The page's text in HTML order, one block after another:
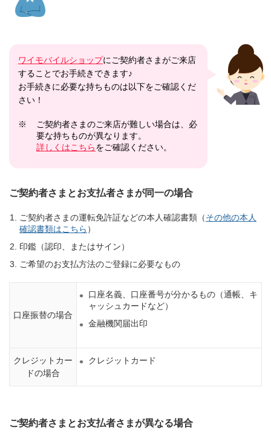
ワイモバイルショップにご契約者さまがご来店
することでお手続きできます♪
お手続きに必要な持ちものは以下をご確認くだ
さい！
※
ご契約者さまのご来店が難しい場合は、必
要な持ちものが異なります。
詳しくはこちらをご確認ください。
ご契約者さまとお支払者さまが同一の場合
ご契約者さまの運転免許証などの本人確認書類（その他の本人
確認書類はこちら ）
印鑑（認印、またはサイン）
ご希望のお支払方法のご登録に必要なもの
口座振替の場合
口座名義、口座番号が分かるもの（通帳、キ
ャッシュカードなど）
金融機関届出印
クレジットカー
ドの場合
クレジットカード
ご契約者さまとお支払者さまが異なる場合